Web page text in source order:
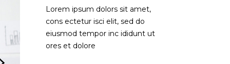
Lorem ipsum dolors sit amet,
cons ectetur isci elit, sed do
eiusmod tempor inc ididunt ut
ores et dolore